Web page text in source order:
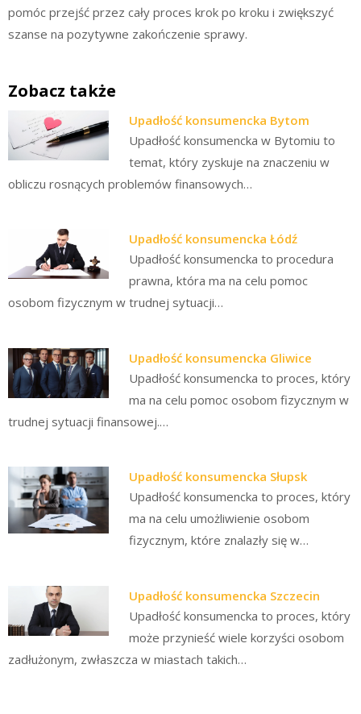
pomóc przejść przez cały proces krok po kroku i zwiększyć
szanse na pozytywne zakończenie sprawy.
Zobacz także
Upadłość konsumencka Bytom
Upadłość konsumencka w Bytomiu to
temat, który zyskuje na znaczeniu w
obliczu rosnących problemów finansowych…
Upadłość konsumencka Łódź
Upadłość konsumencka to procedura
prawna, która ma na celu pomoc
osobom fizycznym w trudnej sytuacji…
Upadłość konsumencka Gliwice
Upadłość konsumencka to proces, który
ma na celu pomoc osobom fizycznym w
trudnej sytuacji finansowej.…
Upadłość konsumencka Słupsk
Upadłość konsumencka to proces, który
ma na celu umożliwienie osobom
fizycznym, które znalazły się w…
Upadłość konsumencka Szczecin
Upadłość konsumencka to proces, który
może przynieść wiele korzyści osobom
zadłużonym, zwłaszcza w miastach takich…